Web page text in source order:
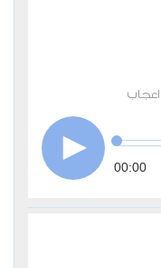
اعجاب
00:00